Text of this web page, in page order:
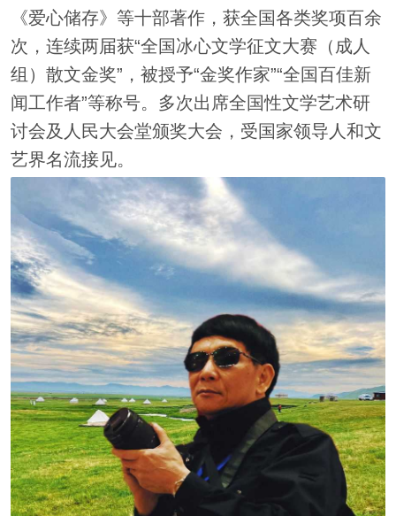
《爱心储存》等十部著作，获全国各类奖项百余
次，连续两届获“全国冰心文学征文大赛（成人
组）散文金奖”，被授予“金奖作家”“全国百佳新
闻工作者”等称号。多次出席全国性文学艺术研
讨会及人民大会堂颁奖大会，受国家领导人和文
艺界名流接见。